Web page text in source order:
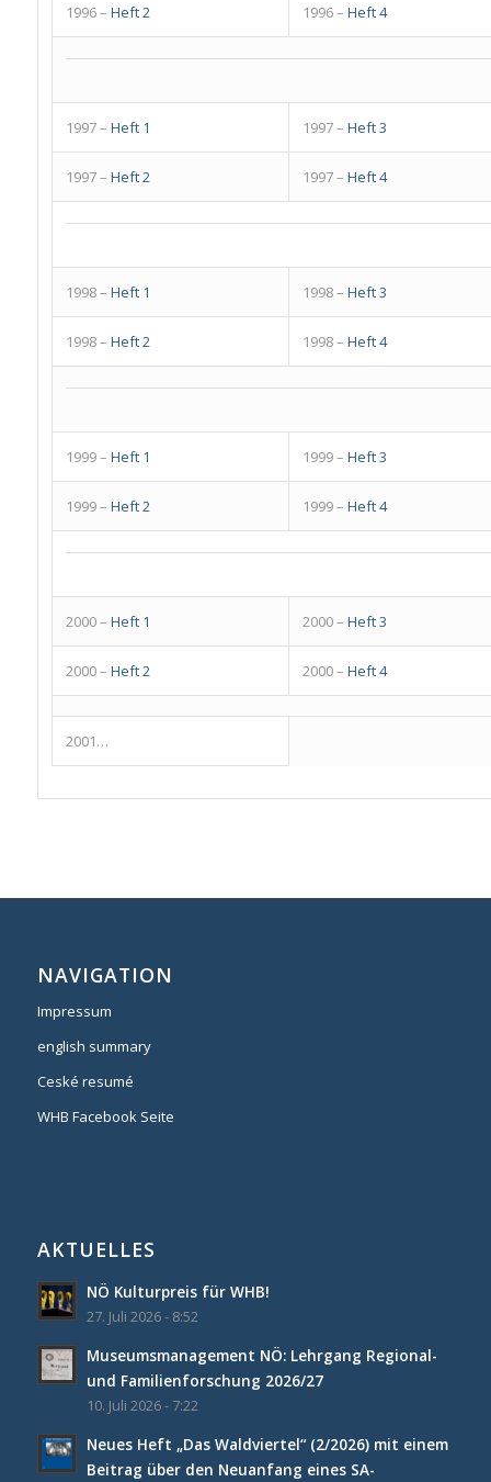
1996 – Heft 2 1996 – Heft 4
1997 – Heft 1 1997 – Heft 3
1997 – Heft 2 1997 – Heft 4
1998 – Heft 1 1998 – Heft 3
1998 – Heft 2 1998 – Heft 4
1999 – Heft 1 1999 – Heft 3
1999 – Heft 2 1999 – Heft 4
2000 – Heft 1 2000 – Heft 3
2000 – Heft 2 2000 – Heft 4
2001…
NAVIGATION
Impressum
english summary
Ceské resumé
WHB Facebook Seite
AKTUELLES
NÖ Kulturpreis für WHB!
27. Juli 2026 - 8:52
Museumsmanagement NÖ: Lehrgang Regional-
und Familienforschung 2026/27
10. Juli 2026 - 7:22
Neues Heft „Das Waldviertel“ (2/2026) mit einem
Beitrag über den Neuanfang eines SA-